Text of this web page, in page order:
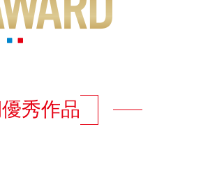
秀作品